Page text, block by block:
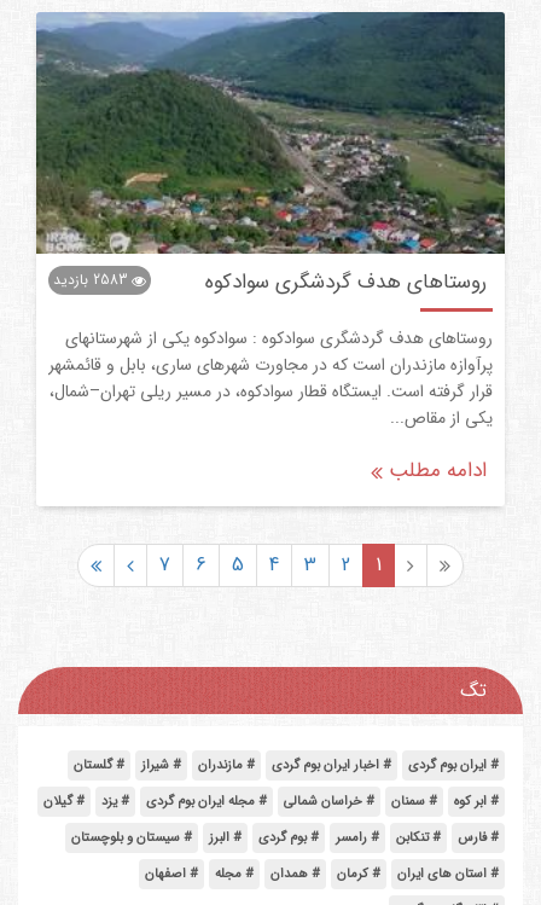
روستاهای هدف گردشگری سوادکوه 2583 بازدید
روستاهای هدف گردشگری سوادکوه : سوادکوه یکی از شهرستانهای
پرآوازه مازندران است که در مجاورت شهرهای ساری، بابل و قائمشهر
قرار گرفته است. ایستگاه قطار سوادکوه، در مسیر ریلی تهران–شمال،
یکی از مقاص...
ادامه مطلب
1
2
3
4
5
6
7
تگ
# ایران بوم گردی # اخبار ایران بوم گردی # مازندران # شیراز
# گلستان
# ابر کوه
# سمنان # خراسان شمالی # مجله ایران بوم گردی # یزد
# گیلان
# فارس
# تنکابن # رامسر # بوم گردی # البرز
# سیستان و بلوچستان
# استان های ایران
# کرمان # همدان # مجله
# اصفهان